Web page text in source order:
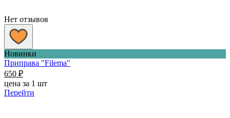
Нет отзывов
Новинки
Приправа "Filema"
650 ₽
цена за 1 шт
Перейти